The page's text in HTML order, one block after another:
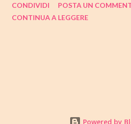
TITOLO: DUE SETTIMANE IN
accompagnati dai tre figli, alloggiano
CONDIVIDI
POSTA UN
CONTINUA A LEGGERE
Powered by